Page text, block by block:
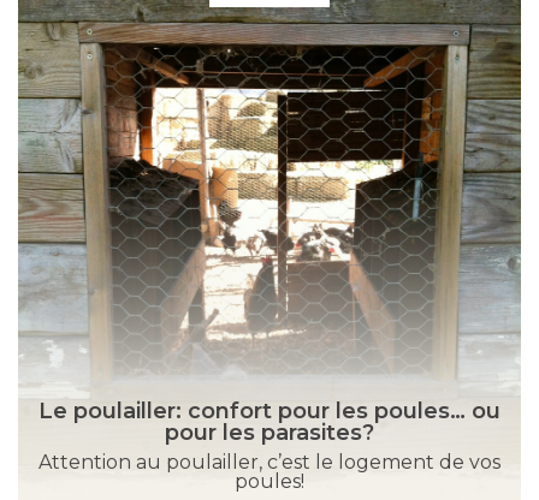
Le poulailler: confort pour les poules… ou
pour les parasites?
Attention au poulailler, c’est le logement de vos
poules!